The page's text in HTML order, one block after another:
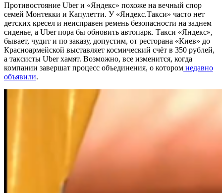
Противостояние Uber и «Яндекс» похоже на вечный спор
семей Монтекки и Капулетти. У «Яндекс.Такси» часто нет
детских кресел и неисправен ремень безопасности на заднем
сиденье, а Uber пора бы обновить автопарк. Такси «Яндекс»,
бывает, чудит и по заказу, допустим, от ресторана «Киев» до
Красноармейской выставляет космический счёт в 350 рублей,
а таксисты Uber хамят. Возможно, все изменится, когда
компании завершат процесс объединения, о котором недавно
объявили.